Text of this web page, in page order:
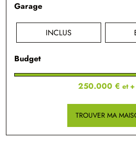
Garage
INCLUS
Budget
250.000 € et +
TROUVER MA